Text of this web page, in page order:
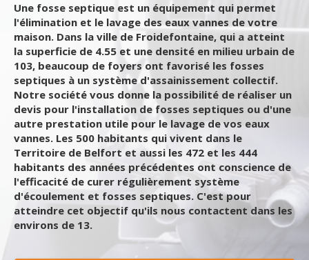
Une fosse septique est un équipement qui permet
l'élimination et le lavage des eaux vannes de votre
maison. Dans la ville de Froidefontaine, qui a atteint
la superficie de 4.55 et une densité en milieu urbain de
103, beaucoup de foyers ont favorisé les fosses
septiques à un système d'assainissement collectif.
Notre société vous donne la possibilité de réaliser un
devis pour l'installation de fosses septiques ou d'une
autre prestation utile pour le lavage de vos eaux
vannes. Les 500 habitants qui vivent dans le
Territoire de Belfort et aussi les 472 et les 444
habitants des années précédentes ont conscience de
l'efficacité de curer régulièrement système
d'écoulement et fosses septiques. C'est pour
atteindre cet objectif qu'ils nous contactent dans les
environs de 13.